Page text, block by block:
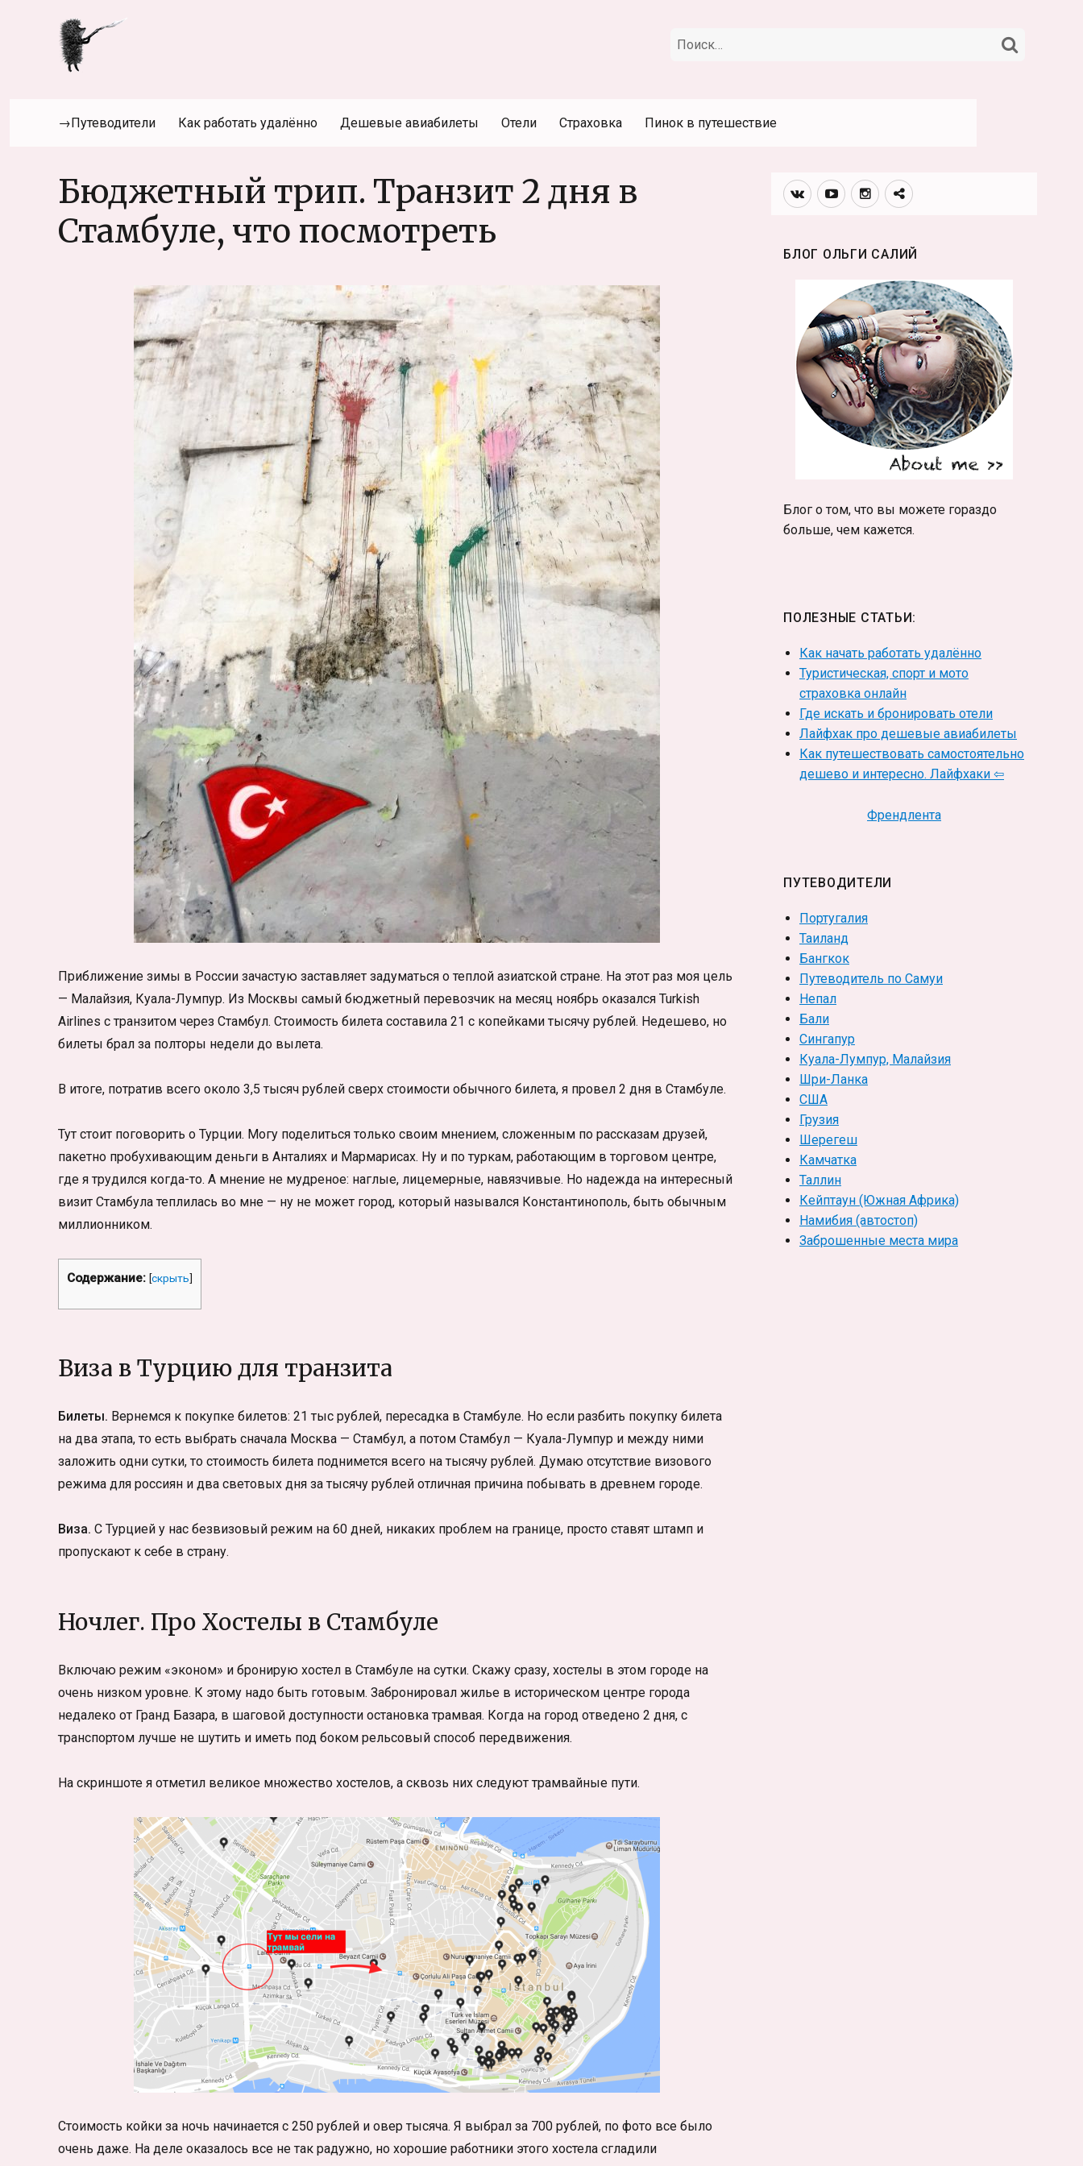
Искать:
→Путеводители Как работать удалённо Дешевые авиабилеты Отели Страховка Пинок в путешествие
Бюджетный трип. Транзит 2 дня в
Стамбуле, что посмотреть
Приближение зимы в России зачастую заставляет задуматься о теплой азиатской стране. На этот раз моя цель
— Малайзия, Куала-Лумпур. Из Москвы самый бюджетный перевозчик на месяц ноябрь оказался Turkish
Airlines c транзитом через Стамбул. Стоимость билета составила 21 с копейками тысячу рублей. Недешево, но
билеты брал за полторы недели до вылета.
В итоге, потратив всего около 3,5 тысяч рублей сверх стоимости обычного билета, я провел 2 дня в Стамбуле.
Тут стоит поговорить о Турции. Могу поделиться только своим мнением, сложенным по рассказам друзей,
пакетно пробухивающим деньги в Анталиях и Мармарисах. Ну и по туркам, работающим в торговом центре,
где я трудился когда-то. А мнение не мудреное: наглые, лицемерные, навязчивые. Но надежда на интересный
визит Стамбула теплилась во мне — ну не может город, который назывался Константинополь, быть обычным
миллионником.
Содержание: [скрыть]
Виза в Турцию для транзита
Билеты. Вернемся к покупке билетов: 21 тыс рублей, пересадка в Стамбуле. Но если разбить покупку билета
на два этапа, то есть выбрать сначала Москва — Стамбул, а потом Стамбул — Куала-Лумпур и между ними
заложить одни сутки, то стоимость билета поднимется всего на тысячу рублей. Думаю отсутствие визового
режима для россиян и два световых дня за тысячу рублей отличная причина побывать в древнем городе.
Виза. С Турцией у нас безвизовый режим на 60 дней, никаких проблем на границе, просто ставят штамп и
пропускают к себе в страну.
Ночлег. Про Хостелы в Стамбуле
Включаю режим «эконом» и бронирую хостел в Стамбуле на сутки. Скажу сразу, хостелы в этом городе на
очень низком уровне. К этому надо быть готовым. Забронировал жилье в историческом центре города
недалеко от Гранд Базара, в шаговой доступности остановка трамвая. Когда на город отведено 2 дня, с
транспортом лучше не шутить и иметь под боком рельсовый способ передвижения.
На скриншоте я отметил великое множество хостелов, а сквозь них следуют трамвайные пути.
Стоимость койки за ночь начинается с 250 рублей и овер тысяча. Я выбрал за 700 рублей, по фото все было
очень даже. На деле оказалось все не так радужно, но хорошие работники этого хостела сгладили
Вконтакте
YoutubeИнстаграмм
Телеграм
БЛОГ ОЛЬГИ САЛИЙ
Блог о том, что вы можете гораздо
больше, чем кажется.
ПОЛЕЗНЫЕ СТАТЬИ:
Как начать работать удалённо
Туристическая, спорт и мото
страховка онлайн
Где искать и бронировать отели
Лайфхак про дешевые авиабилеты
Как путешествовать самостоятельно
дешево и интересно. Лайфхаки ⇦
Френдлента
ПУТЕВОДИТЕЛИ
Португалия
Таиланд
Бангкок
Путеводитель по Самуи
Непал
Бали
Сингапур
Куала-Лумпур, Малайзия
Шри-Ланка
США
Грузия
Шерегеш
Камчатка
Таллин
Кейптаун (Южная Африка)
Намибия (автостоп)
Заброшенные места мира